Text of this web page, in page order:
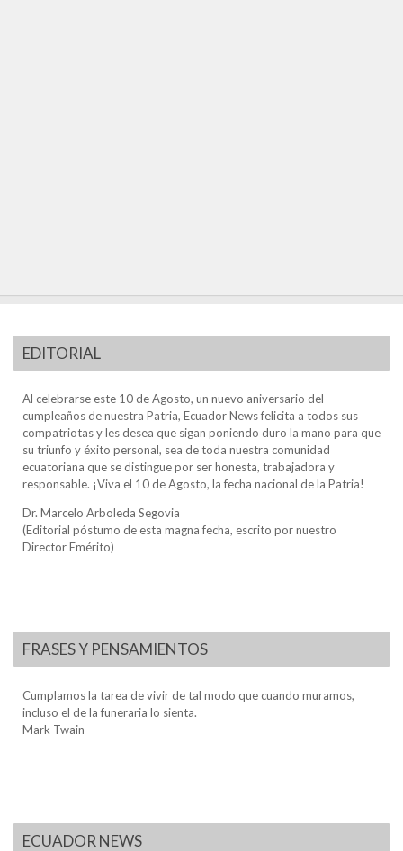
EDITORIAL
Al celebrarse este 10 de Agosto, un nuevo aniversario del
cumpleaños de nuestra Patria, Ecuador News felicita a todos sus
compatriotas y les desea que sigan poniendo duro la mano para que
su triunfo y éxito personal, sea de toda nuestra comunidad
ecuatoriana que se distingue por ser honesta, trabajadora y
responsable. ¡Viva el 10 de Agosto, la fecha nacional de la Patria!
Dr. Marcelo Arboleda Segovia
(Editorial póstumo de esta magna fecha, escrito por nuestro
Director Emérito)
FRASES Y PENSAMIENTOS
Cumplamos la tarea de vivir de tal modo que cuando muramos,
incluso el de la funeraria lo sienta.
Mark Twain
ECUADOR NEWS